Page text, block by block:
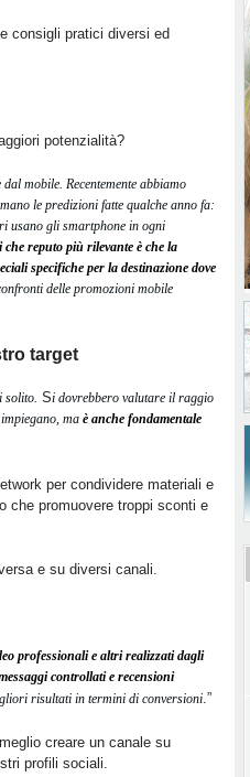
consigli pratici diversi ed
potenzialità?
mobile. Recentemente abbiamo
le predizioni fatte qualche anno fa:
usano gli smartphone in ogni
reputo più rilevante è che la
specifiche per la destinazione dove
delle promozioni mobile
target
solito. Si dovrebbero valutare il raggio
ma è anche fondamentale
per condividere materiali e
che promuovere troppi sconti e
e su diversi canali.
professionali e altri realizzati dagli
controllati e recensioni
risultati in termini di conversioni.”
creare un canale su
profili sociali.